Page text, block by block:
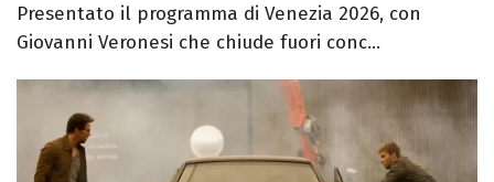
Presentato il programma di Venezia 2026, con
Giovanni Veronesi che chiude fuori conc...